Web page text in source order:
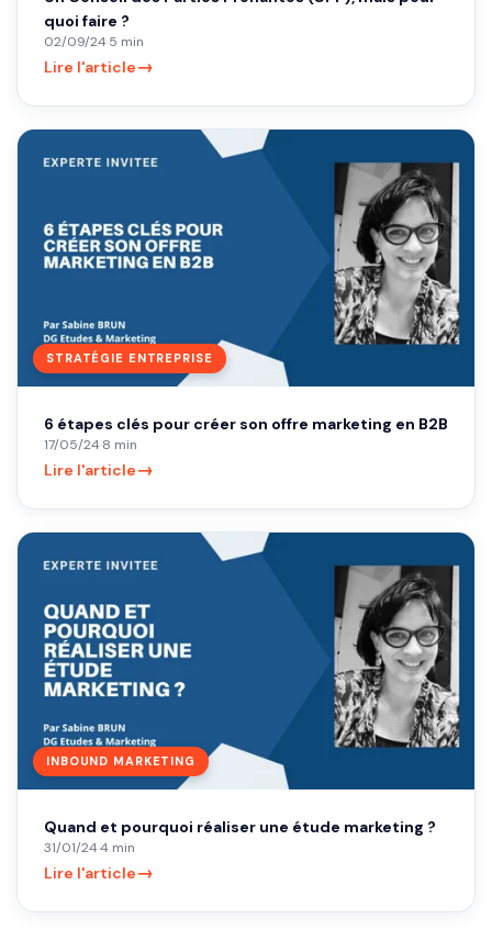
quoi faire ?
02/09/24·5 min
Lire l'article→
STRATÉGIE ENTREPRISE
6 étapes clés pour créer son offre marketing en B2B
17/05/24·8 min
Lire l'article→
INBOUND MARKETING
Quand et pourquoi réaliser une étude marketing ?
31/01/24·4 min
Lire l'article→